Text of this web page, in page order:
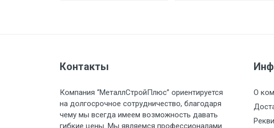
Груз до 6 м, вес до 2 тн 6500 с
Груз до 6 м, вес до 3 тн 7500 с
Груз до 6 м, вес до 5 тн 9000 с
Контакты
Компания “МеталлСтройПлюс” ориентируется
на долгосрочное сотрудничество, благодаря
чему мы всегда имеем возможность давать
гибкие цены. Мы являемся профессионалами
О